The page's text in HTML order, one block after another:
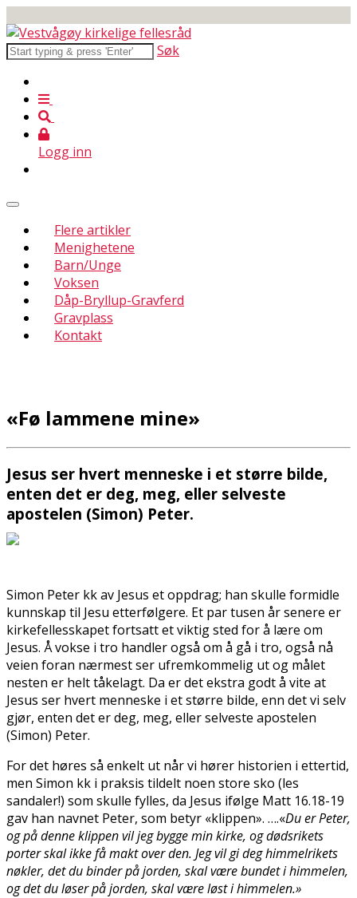
Søk
Logg inn
Flere artikler
Menighetene
Barn/Unge
Voksen
Dåp-Bryllup-Gravferd
Gravplass
Kontakt
«Fø lammene mine»
Jesus ser hvert menneske i et større bilde,
enten det er deg, meg, eller selveste
apostelen (Simon) Peter.
Simon Peter fikk av Jesus et oppdrag; han skulle formidle
kunnskap til Jesu etterfølgere. Et par tusen år senere er
kirkefellesskapet fortsatt et viktig sted for å lære om
Jesus. Å vokse i tro handler også om å gå i tro, også nå
veien foran nærmest ser ufremkommelig ut og målet
nesten er helt tåkelagt. Da er det ekstra godt å vite at
Jesus ser hvert menneske i et større bilde, enn det vi selv
gjør, enten det er deg, meg, eller selveste apostelen
(Simon) Peter.
For det høres så enkelt ut når vi hører historien i ettertid,
men Simon fikk i praksis tildelt noen store sko (les
sandaler!) som skulle fylles, da Jesus ifølge Matt 16.18-19
gav han navnet Peter, som betyr «klippen». ….«Du er Peter,
og på denne klippen vil jeg bygge min kirke, og dødsrikets
porter skal ikke få makt over den. Jeg vil gi deg himmelrikets
nøkler, det du binder på jorden, skal være bundet i himmelen,
og det du løser på jorden, skal være løst i himmelen.»